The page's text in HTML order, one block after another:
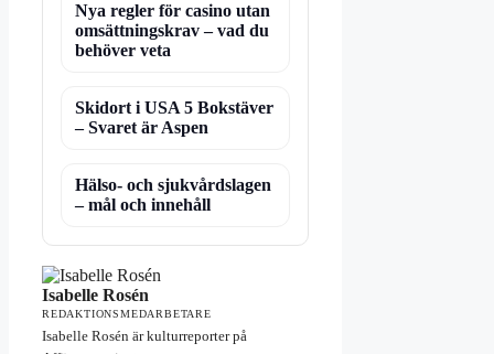
Nya regler för casino utan
omsättningskrav – vad du
behöver veta
Skidort i USA 5 Bokstäver
– Svaret är Aspen
Hälso- och sjukvårdslagen
– mål och innehåll
Isabelle Rosén
REDAKTIONSMEDARBETARE
Isabelle Rosén är kulturreporter på